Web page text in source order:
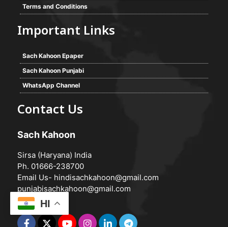
Terms and Conditions
Important Links
Sach Kahoon Epaper
Sach Kahoon Punjabi
WhatsApp Channel
Contact Us
Sach Kahoon
Sirsa (Haryana) India
Ph. 01666-238700
Email Us- hindisachkahoon@gmail.com
punjabisachkahoon@gmail.com
HI